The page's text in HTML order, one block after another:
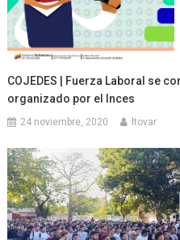
COJEDES | Fuerza Laboral se
organizado por el Inces
24 noviembre, 2020 ltovar